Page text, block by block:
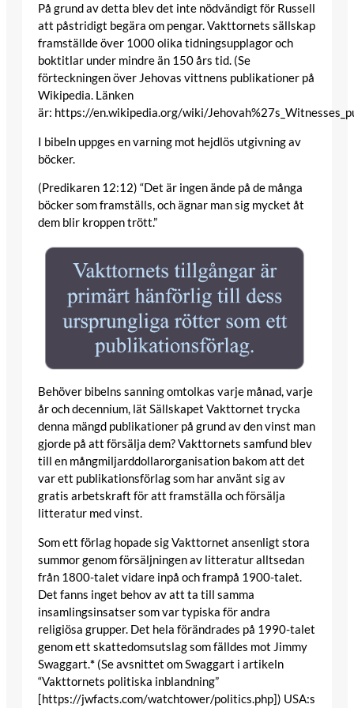
På grund av detta blev det inte nödvändigt för Russell
att påstridigt begära om pengar. Vakttornets sällskap
framställde över 1000 olika tidningsupplagor och
boktitlar under mindre än 150 års tid. (Se
förteckningen över Jehovas vittnens publikationer på
Wikipedia. Länken
är: https://en.wikipedia.org/wiki/
I bibeln uppges en varning mot hejdlös utgivning av
böcker.
(Predikaren 12:12) “Det är ingen ände på de många
böcker som framställs, och ägnar man sig mycket åt
dem blir kroppen trött.”
Behöver bibelns sanning omtolkas varje månad, varje
år och decennium, lät Sällskapet Vakttornet trycka
denna mängd publikationer på grund av den vinst man
gjorde på att försälja dem? Vakttornets samfund blev
till en mångmiljarddollarorganisation bakom att det
var ett publikationsförlag som har använt sig av
gratis arbetskraft för att framställa och försälja
litteratur med vinst.
Som ett förlag hopade sig Vakttornet ansenligt stora
summor genom försäljningen av litteratur alltsedan
från 1800-talet vidare inpå och frampå 1900-talet.
Det fanns inget behov av att ta till samma
insamlingsinsatser som var typiska för andra
religiösa grupper. Det hela förändrades på 1990-talet
genom ett skattedomsutslag som fälldes mot Jimmy
Swaggart.* (Se avsnittet om Swaggart i artikeln
“Vakttornets politiska inblandning”
[https://jwfacts.com/watchtower/politics.php]) USA:s